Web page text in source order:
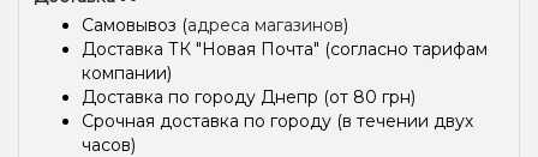
Самовывоз (адреса магазинов)
Доставка ТК "Новая Почта" (согласно тарифам
компании)
Доставка по городу Днепр (от 80 грн)
Срочная доставка по городу (в течении двух
часов)